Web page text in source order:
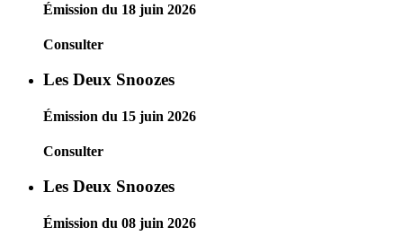
Émission du 18 juin 2026
Consulter
Les Deux Snoozes
Émission du 15 juin 2026
Consulter
Les Deux Snoozes
Émission du 08 juin 2026